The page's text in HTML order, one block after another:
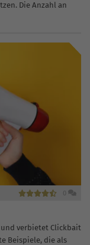
Die Anzahl an
0
verbietet Clickbait
Beispiele, die als